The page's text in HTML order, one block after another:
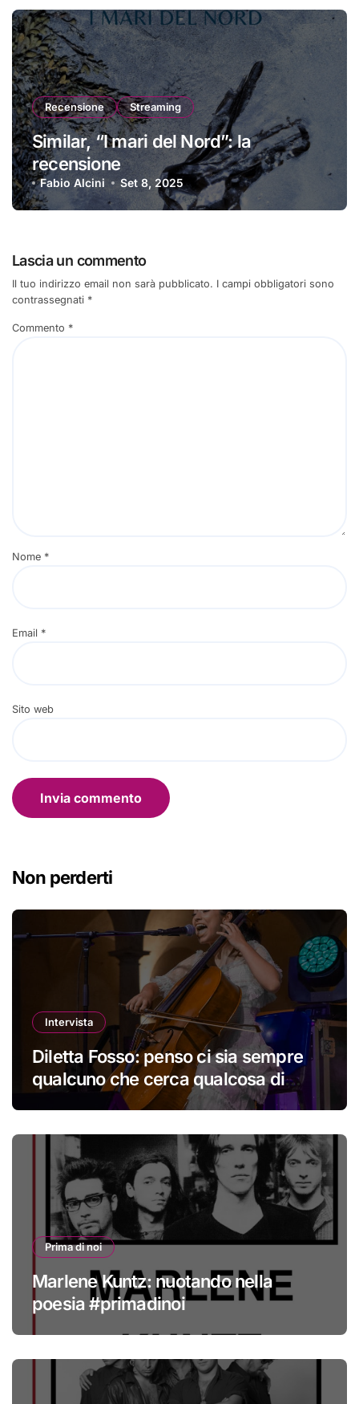
Recensione Streaming
Similar, “I mari del Nord”: la
recensione
Fabio Alcini Set 8, 2025
Lascia un commento
Il tuo indirizzo email non sarà pubblicato. I campi obbligatori sono
contrassegnati *
Commento *
Nome *
Email *
Sito web
Non perderti
Intervista
Diletta Fosso: penso ci sia sempre
qualcuno che cerca qualcosa di
Prima di noi
Marlene Kuntz: nuotando nella
poesia #primadinoi